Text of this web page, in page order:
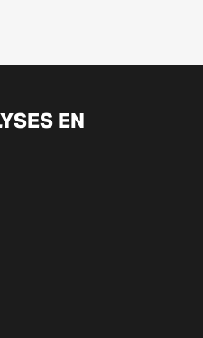
EN